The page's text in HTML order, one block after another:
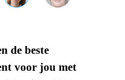
de beste
voor jou met